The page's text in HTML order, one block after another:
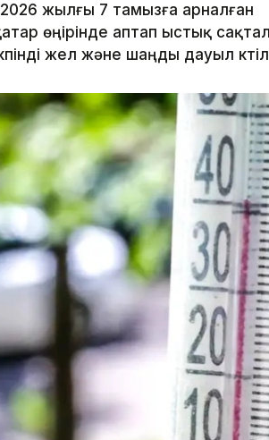
жылғы 7 тамызға арналған
өңірінде аптап ыстық
жел және шаңды дауыл